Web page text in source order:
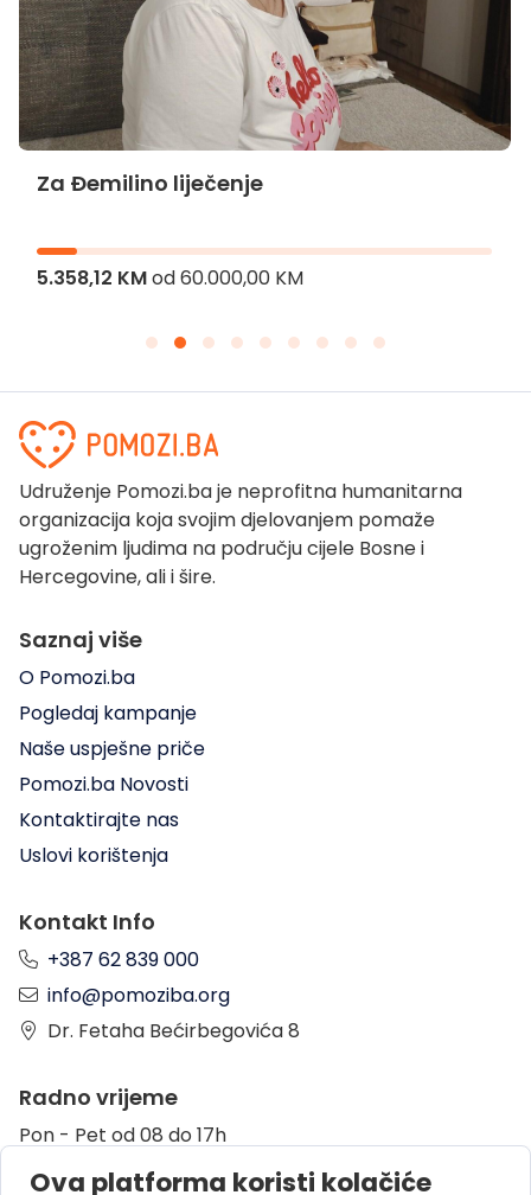
Za Đemilino liječenje
5.358,12 KMod60.000,00 KM
Udruženje Pomozi.ba je neprofitna humanitarna
organizacija koja svojim djelovanjem pomaže
ugroženim ljudima na području cijele Bosne i
Hercegovine, ali i šire.
Saznaj više
O Pomozi.ba
Pogledaj kampanje
Naše uspješne priče
Pomozi.ba Novosti
Kontaktirajte nas
Uslovi korištenja
Kontakt Info
+387 62 839 000
info@pomoziba.org
Dr. Fetaha Bećirbegovića 8
Radno vrijeme
Pon - Pet od 08 do 17h
Sub od 10 do 17h
Ova platforma koristi kolačiće